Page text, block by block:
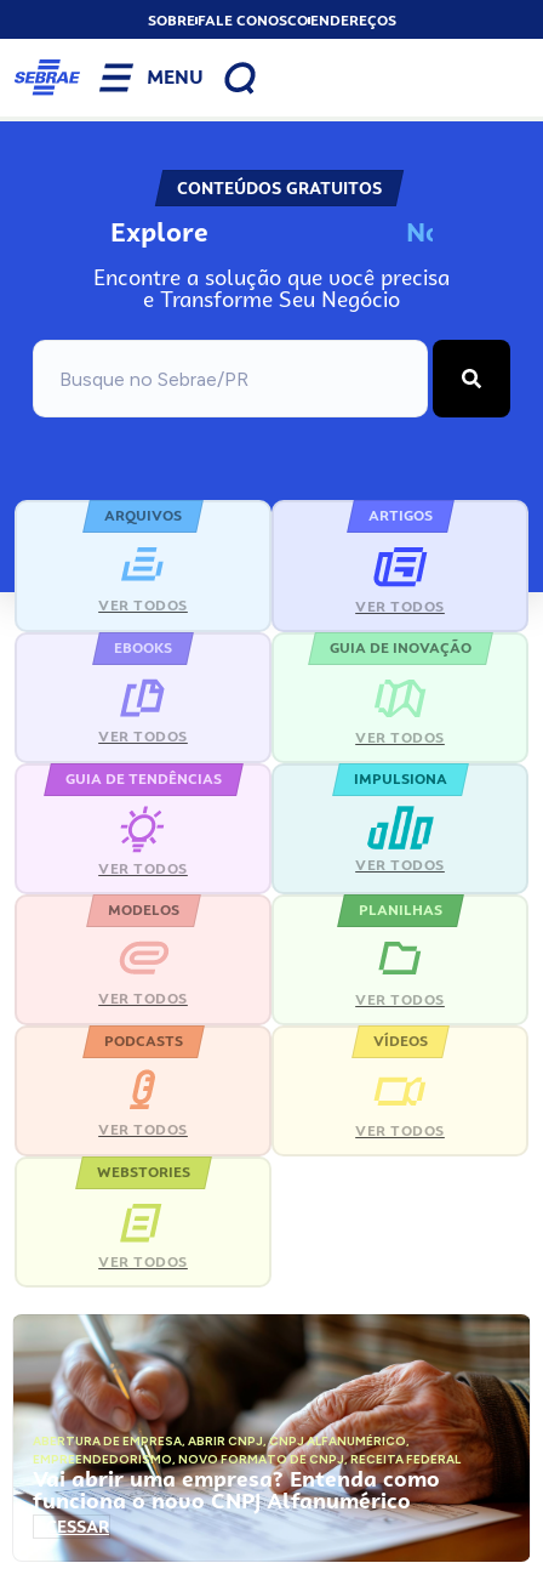
SOBREFALE CONOSCOENDEREÇOS
MENU
CONTEÚDOS GRATUITOS
Explore N
Encontre a solução que você precisa
e Transforme Seu Negócio
ARQUIVOS
VER TODOS
ARTIGOS
VER TODOS
EBOOKS
VER TODOS
GUIA DE INOVAÇÃO
VER TODOS
GUIA DE TENDÊNCIAS
VER TODOS
IMPULSIONA
VER TODOS
MODELOS
VER TODOS
PLANILHAS
VER TODOS
PODCASTS
VER TODOS
VÍDEOS
VER TODOS
WEBSTORIES
VER TODOS
ABERTURA DE EMPRESA, ABRIR CNPJ,CNPJ ALFANUMÉRICO,
EMPREENDEDORISMO, NOVO FORMATO DE CNPJ,RECEITA FEDERAL
Vai abrir uma empresa? Entenda como
funciona o novo CNPJ Alfanumérico
ACESSAR